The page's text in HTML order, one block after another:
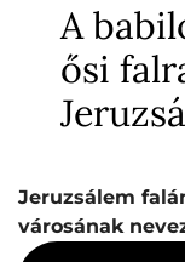
A
ősi
Jeruzsálem
városának